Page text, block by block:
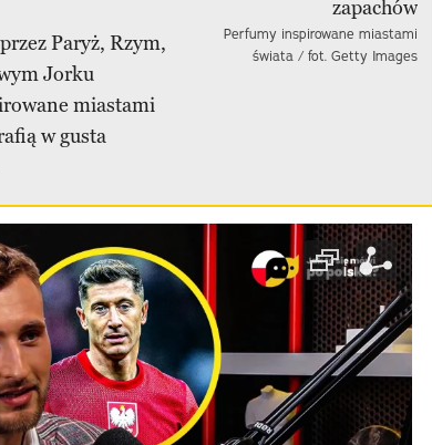
Paryż, Rzym,
Jorku
miastami
w gusta
Perfumy inspirowane miastami
świata / fot. Getty Images